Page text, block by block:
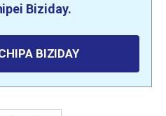
Biziday.
BIZIDAY